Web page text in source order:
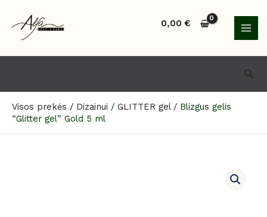
turinio
0,00€
Visos prekės / Dizainui / GLITTER gel/ Blizgus gelis
“Glitter gel” Gold 5 ml